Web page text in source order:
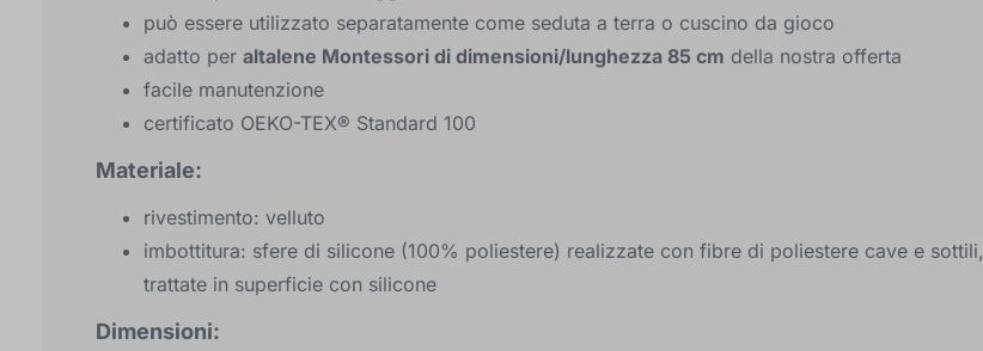
può essere utilizzato separatamente come seduta a terra o cuscino da gioco
adatto per altalene Montessori di dimensioni/lunghezza 85 cm della nostra offerta
facile manutenzione
certificato OEKO-TEX® Standard 100
Materiale:
rivestimento: velluto
imbottitura: sfere di silicone (100% poliestere) realizzate con fibre di poliestere cave e sottili,
trattate in superficie con silicone
Dimensioni: